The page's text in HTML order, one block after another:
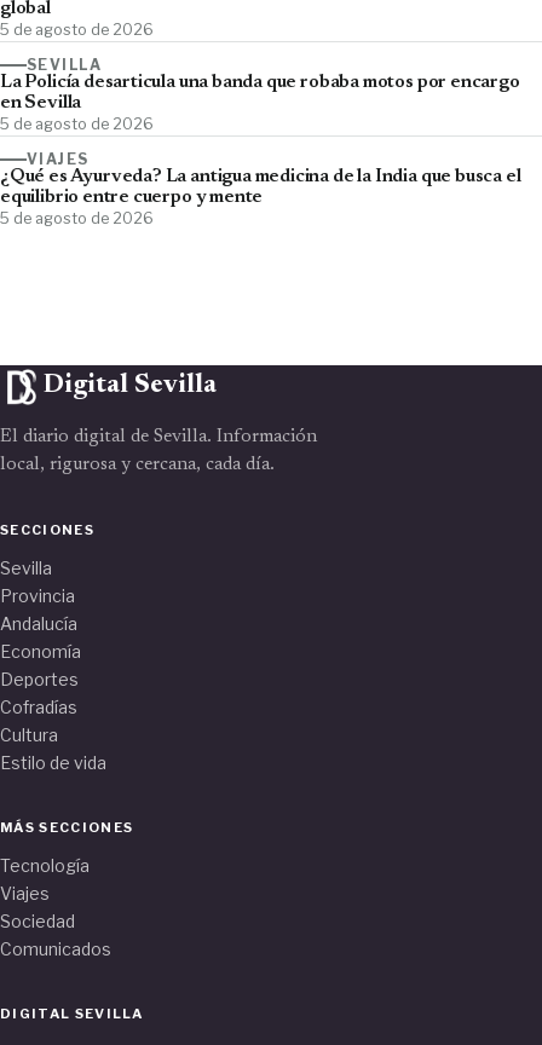
global
5 de agosto de 2026
SEVILLA
La Policía desarticula una banda que robaba motos por encargo
en Sevilla
5 de agosto de 2026
VIAJES
¿Qué es Ayurveda? La antigua medicina de la India que busca el
equilibrio entre cuerpo y mente
5 de agosto de 2026
Digital Sevilla
El diario digital de Sevilla. Información
local, rigurosa y cercana, cada día.
SECCIONES
Sevilla
Provincia
Andalucía
Economía
Deportes
Cofradías
Cultura
Estilo de vida
MÁS SECCIONES
Tecnología
Viajes
Sociedad
Comunicados
DIGITAL SEVILLA